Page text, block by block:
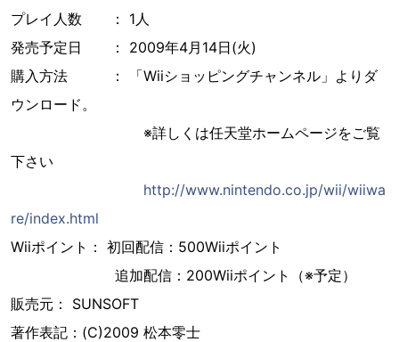
プレイ人数 ： 1人
発売予定日 ： 2009年4月14日(火)
購入方法 ： 「Wiiショッピングチャンネル」よりダ
ウンロード。
※詳しくは任天堂ホームページをご覧
下さい
http://www.nintendo.co.jp/wii/wiiwa
re/index.html
Wiiポイント： 初回配信：500Wiiポイント
追加配信：200Wiiポイント（※予定）
販売元： SUNSOFT
著作表記：(C)2009 松本零士